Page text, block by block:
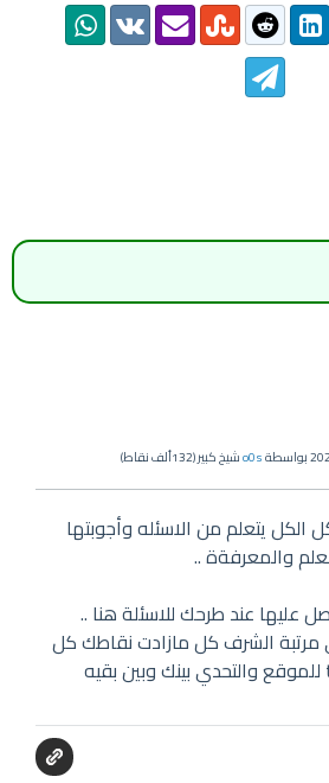
بواسطةo0sشيخ كبير(132ألف
نقاط)
الكل يتعلم من الاسئله وأجوبتها
والمعرفةة ..
عليها عند طرحك للاسئلة هنا ..
الشرف كل مازادت نقاطك كل
ماصار اسمك بالـ top 1 للموقع والتحدي بينك وبين بقيه